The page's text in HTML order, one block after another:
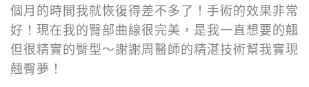
個月的時間我就恢復得差不多了！手術的效果非常
好！現在我的臀部曲線很完美，是我一直想要的翹
但很精實的臀型～謝謝周醫師的精湛技術幫我實現
翹臀夢！